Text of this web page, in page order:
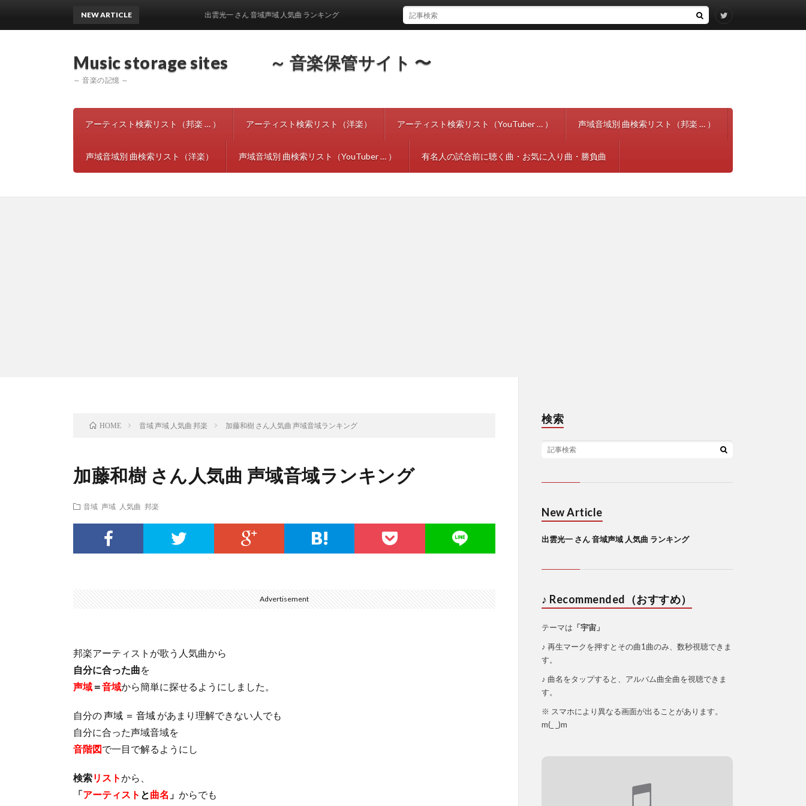
Music storage sites ～ 音楽保管サイト 〜
～ 音楽の記憶 ～
アーティスト検索リスト（邦楽 … ） アーティスト検索リスト（洋楽） アーティスト検索リスト（YouTuber … ） 声域音域別 曲検索リスト（邦楽 … ）
声域音域別 曲検索リスト（洋楽） 声域音域別 曲検索リスト（YouTuber … ） 有名人の試合前に聴く曲・お気に入り曲・勝負曲
NEW ARTICLE 出雲光一 さん 音域声域 人気曲 ランキング
HOME 音域 声域 人気曲 邦楽 加藤和樹 さん人気曲 声域音域ランキング
加藤和樹 さん人気曲 声域音域ランキング
音域 声域 人気曲 邦楽
Advertisement
邦楽アーティストが歌う人気曲から
自分に合った曲を
声域＝音域から簡単に探せるようにしました。
自分の声域 ＝ 音域 があまり理解できない人でも
自分に合った声域音域を
音階図で一目で解るようにし
検索リストから、
「アーティスト と曲名 」 からでも
検索
New Article
出雲光一 さん 音域声域 人気曲 ランキング
♪ Recommended（おすすめ）
テーマは 「宇宙」
♪ 再生マークを押すとその曲1曲のみ、数秒視聴できま
す。
♪ 曲名をタップすると、アルバム曲全曲を視聴できま
す。
※ スマホにより異なる画面が出ることがあります。
m(_ _)m